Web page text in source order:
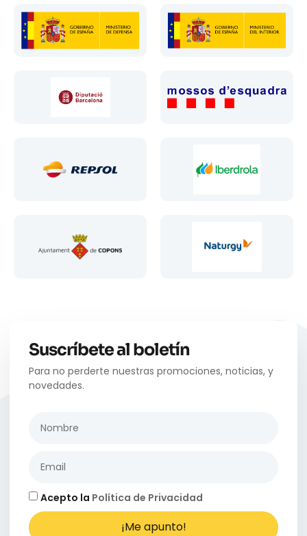
Suscríbete al boletín
Para no perderte nuestras promociones, noticias, y
novedades.
Acepto la Política de Privacidad
¡Me apunto!